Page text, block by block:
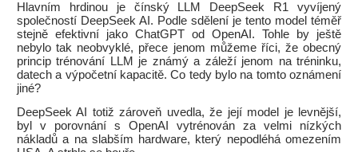
Hlavním hrdinou je čínský LLM DeepSeek R1 vyvíjený
společností DeepSeek AI. Podle sdělení je tento model téměř
stejně efektivní jako ChatGPT od OpenAI. Tohle by ještě
nebylo tak neobvyklé, přece jenom můžeme říci, že obecný
princip trénování LLM je známý a záleží jenom na tréninku,
datech a výpočetní kapacitě. Co tedy bylo na tomto oznámení
jiné?
DeepSeek AI totiž zároveň uvedla, že její model je levnější,
byl v porovnání s OpenAI vytrénován za velmi nízkých
nákladů a na slabším hardware, který nepodléhá omezením